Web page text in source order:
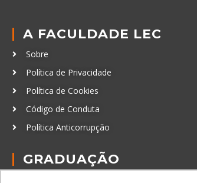
A FACULDADE LEC
Sobre
Política de Privacidade
Política de Cookies
Código de Conduta
Política Anticorrupção
GRADUAÇÃO